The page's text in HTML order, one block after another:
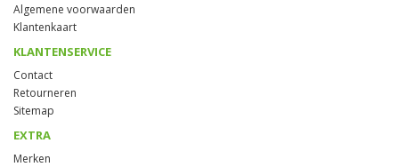
Algemene voorwaarden
Klantenkaart
KLANTENSERVICE
Contact
Retourneren
Sitemap
EXTRA
Merken